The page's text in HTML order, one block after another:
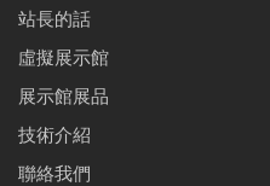
站長的話
虛擬展示館
展示館展品
技術介紹
聯絡我們